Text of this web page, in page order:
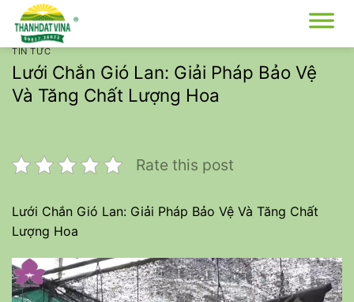
qua
nội
dung
TIN TỨC
Lưới Chắn Gió Lan: Giải Pháp Bảo Vệ
Và Tăng Chất Lượng Hoa
Rate this post
Lưới Chắn Gió Lan: Giải Pháp Bảo Vệ Và Tăng Chất
Lượng Hoa